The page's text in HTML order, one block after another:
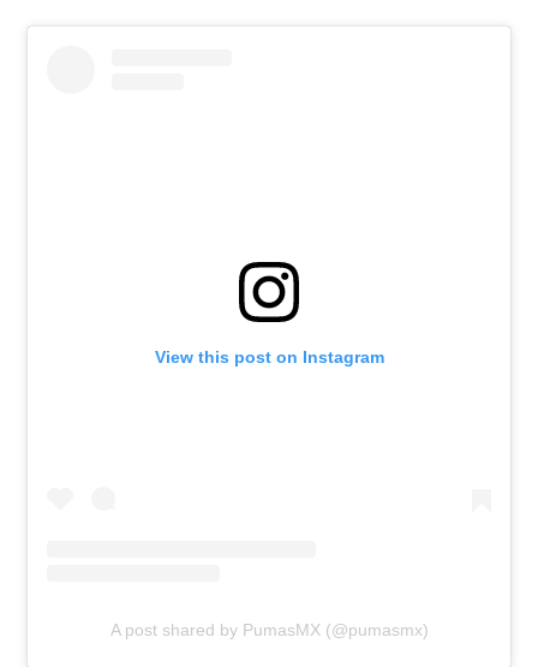
View this post on Instagram
A post shared by PumasMX (@pumasmx)